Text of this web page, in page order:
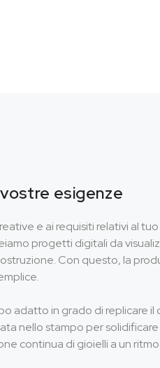
esigenze
e ai requisiti relativi al tuo
progetti digitali da
Con questo, la
adatto in grado di replicare il
nello stampo per
continua di gioielli a un